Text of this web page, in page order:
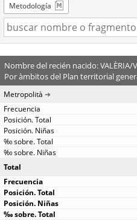
Metodología
Nombre del recién nacido: VALÈRIA/
Por àmbitos del Plan territorial
Metropolità
Total